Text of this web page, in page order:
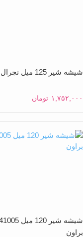
شیشه شیر 125 میل نچرال اونت
۱,۷۵۲,۰۰۰ تومان
براون